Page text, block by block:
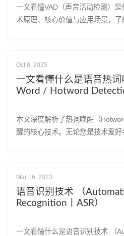
一文看懂VAD（声音活动检测）
术原理、核心价值与应用场景，了
Oct 8, 2025
一文看懂什么是语音热
Word / Hotword
本文深度解析了热词唤醒（
醒的核心技术。无论您是技术爱好
Mar 16, 2023
语音识别技术 （
Recognition丨ASR）
一文看懂什么是语音识别技术 （